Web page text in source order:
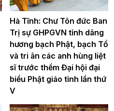
Hà Tĩnh: Chư Tôn đức Ban
Trị sự GHPGVN tỉnh dâng
hương bạch Phật, bạch Tổ
và tri ân các anh hùng liệt
sĩ trước thềm Đại hội đại
biểu Phật giáo tỉnh lần thứ
V